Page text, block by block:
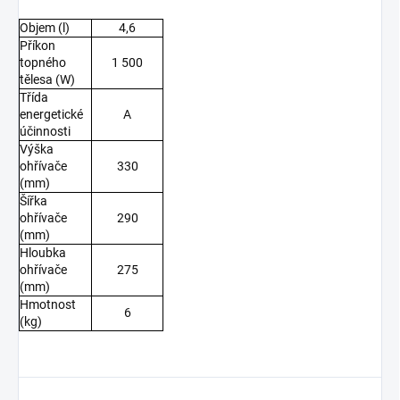
Objem (l)
4,6
Příkon
topného
tělesa (W)
1 500
Třída
energetické
účinnosti
A
Výška
ohřívače
(mm)
330
Šířka
ohřívače
(mm)
290
Hloubka
ohřívače
(mm)
275
Hmotnost
(kg)
6